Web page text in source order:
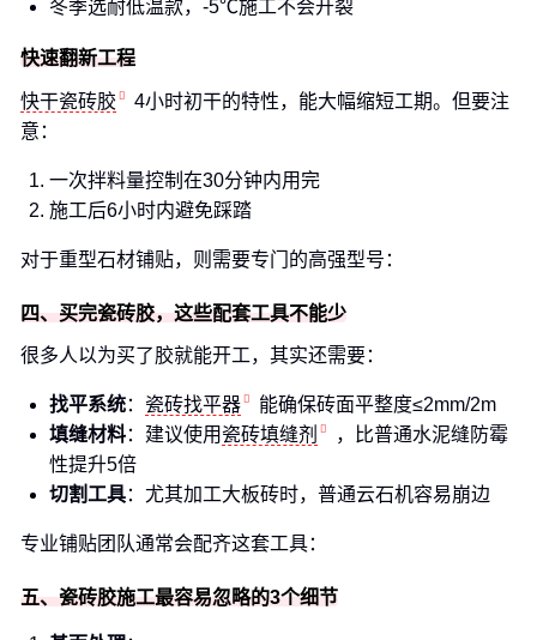
冬季选耐低温款，-5℃施工不会开裂
快速翻新工程
快干瓷砖胶
4小时初干的特性，能大幅缩短工期。但要注
意：
一次拌料量控制在30分钟内用完
施工后6小时内避免踩踏
对于重型石材铺贴，则需要专门的高强型号：
四、买完瓷砖胶，这些配套工具不能少
很多人以为买了胶就能开工，其实还需要：
找平系统： 瓷砖找平器
能确保砖面平整度≤2mm/2m
填缝材料：建议使用瓷砖填缝剂
，比普通水泥缝防霉
性提升5倍
切割工具：尤其加工大板砖时，普通云石机容易崩边
专业铺贴团队通常会配齐这套工具：
五、瓷砖胶施工最容易忽略的3个细节